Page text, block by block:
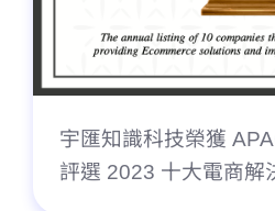
繁中
宇匯知識科技榮獲
評選 2023 十大電商解